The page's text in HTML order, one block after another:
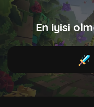
En iyisi